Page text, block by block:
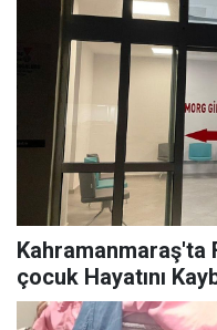
Kahramanmaraş'ta
çocuk Hayatını